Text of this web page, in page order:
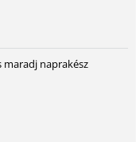
maradj naprakész